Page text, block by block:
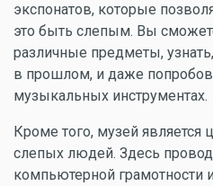
экспонатов, которые
это быть слепым. Вы
различные предметы,
в прошлом, и даже
музыкальных инструментах.
Кроме того, музей является
слепых людей. Здесь
компьютерной грамотности